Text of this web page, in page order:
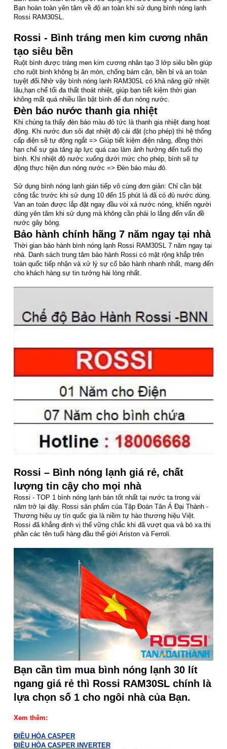
Bạn hoàn toàn yên tâm về độ an toàn khi sử dụng bình nóng lạnh
Rossi RAM30SL.
Rossi - Bình tráng men kim cương nhân
tạo siêu bền
Ruột bình được tráng men kim cương nhân tạo 3 lớp siêu bền giúp
cho ruột bình không bị ăn mòn, chống bám cặn, bền bỉ và an toàn
tuyệt đối.Nhờ vậy bình nóng lạnh RAM30SL có khả năng giữ nhiệt
lâu,hạn chế tối đa thất thoát nhiệt, giúp bạn tiết kiệm thời gian
không mất quá nhiều lần bật bình để đun nóng nước.
Đèn báo nước thanh gia nhiệt
Khi chúng ta thấy đèn báo màu đỏ tức là thanh gia nhiệt đang hoạt
động. Khi nước đun sôi đạt nhiệt độ cài đặt (cho phép) thì hệ thống
cấp điện sẽ tự động ngắt => Giúp tiết kiệm điện năng, đồng thời
hạn chế sự gia tăng áp lực quá cao làm ảnh hưởng đến tuổi thọ
bình. Khi nhiệt độ nước xuống dưới mức cho phép, bình sẽ tự
động thực hiện đun nóng nước => Đèn báo màu đỏ.
Sử dụng bình nóng lạnh gián tiếp vô cùng đơn giản: Chỉ cần bật
công tắc trước khi sử dụng 10 đến 15 phút là đã có đủ nước dùng.
Van an toàn được lắp đặt ngay đầu vòi xả nước nóng, khiến người
dùng yên tâm khi sử dụng mà không cần phải lo lắng đến vấn đề
nước gây bỏng.
Bảo hành chính hãng 7 năm ngay tại nhà
Thời gian bảo hành bình nóng lạnh Rossi RAM30SL 7 năm ngay tại
nhà. Danh sách trung tâm bảo hành Rossi có mặt rộng khắp trên
toàn quốc tiếp nhận và xử lý sự cố bảo hành nhanh nhất, mang đến
cho khách hàng sự tin tưởng hài lòng nhất.
Rossi – Bình nóng lạnh giá rẻ, chất
lượng tin cậy cho mọi nhà
Rossi - TOP 1 bình nóng lạnh bán tốt nhất tại nước ta trong vài
năm trở lại đây. Rossi sản phẩm của Tập Đoàn Tân Á Đại Thành -
Thương hiệu uy tín quốc gia là niềm tự hào thương hiệu Việt.
Rossi đã khẳng định vị thế vững chắc khi đã vượt qua và bỏ xa thị
phần các tên tuổi hàng đầu thế giới Ariston và Ferroli.
Bạn cần tìm mua bình nóng lạnh 30 lít
ngang giá rẻ thì Rossi RAM30SL chính là
lựa chọn số 1 cho ngôi nhà của Bạn.
Xem thêm:
ĐIỀU HÒA CASPER
ĐIỀU HÒA CASPER INVERTER